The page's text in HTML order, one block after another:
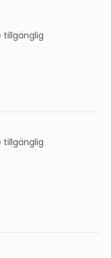
tillgänglig
tillgänglig